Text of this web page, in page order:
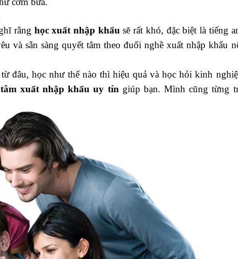
rằng học xuất nhập khẩu sẽ rất khó, đặc biệt là tiếng
và sẵn sàng quyết tâm theo đuổi nghề xuất nhập khẩu
đâu, học như thế nào thì hiệu quả và học hỏi kinh
xuất nhập khẩu uy tín giúp bạn. Mình cũng từng